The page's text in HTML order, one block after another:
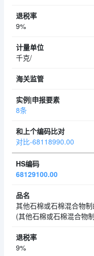
9%
千克/
8条
对比-68118990.00
68129100.00
其他石棉或石棉混合物
(其他石棉或石棉混合物
9%